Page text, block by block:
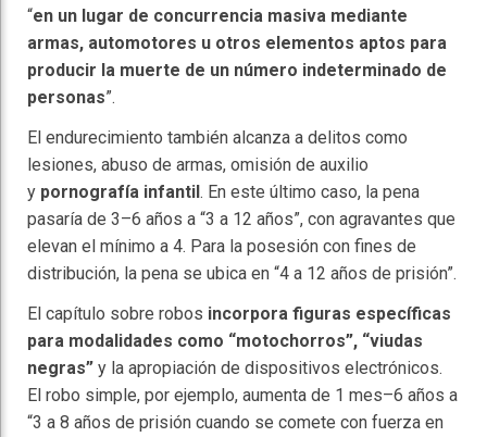
“en un lugar de concurrencia masiva mediante
armas, automotores u otros elementos aptos para
producir la muerte de un número indeterminado de
personas”.
El endurecimiento también alcanza a delitos como
lesiones, abuso de armas, omisión de auxilio
y pornografía infantil. En este último caso, la pena
pasaría de 3–6 años a “3 a 12 años”, con agravantes que
elevan el mínimo a 4. Para la posesión con fines de
distribución, la pena se ubica en “4 a 12 años de prisión”.
El capítulo sobre robos incorpora figuras específicas
para modalidades como “motochorros”, “viudas
negras” y la apropiación de dispositivos electrónicos.
El robo simple, por ejemplo, aumenta de 1 mes–6 años a
“3 a 8 años de prisión cuando se comete con fuerza en